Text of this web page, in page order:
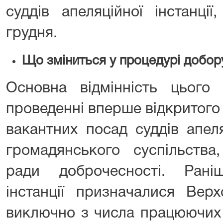
суддів апеляційної
грудня.
Що зміниться у процедурі
Основна відмінність
проведенні вперше
вакантних посад суддів
громадянського
ради доброчесності.
інстанції призначалися
виключно з числа